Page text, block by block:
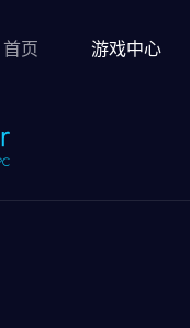
首页 游戏中心